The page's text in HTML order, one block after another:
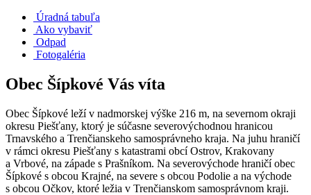
Úradná tabuľa
Ako vybaviť
Odpad
Fotogaléria
Obec Šípkové Vás víta
Obec Šípkové leží v nadmorskej výške 216 m, na severnom okraji
okresu Piešťany, ktorý je súčasne severovýchodnou hranicou
Trnavského a Trenčianskeho samosprávneho kraja. Na juhu hraničí
v rámci okresu Piešťany s katastrami obcí Ostrov, Krakovany
a Vrbové, na západe s Prašníkom. Na severovýchode hraničí obec
Šípkové s obcou Krajné, na severe s obcou Podolie a na východe
s obcou Očkov, ktoré ležia v Trenčianskom samosprávnom kraji.